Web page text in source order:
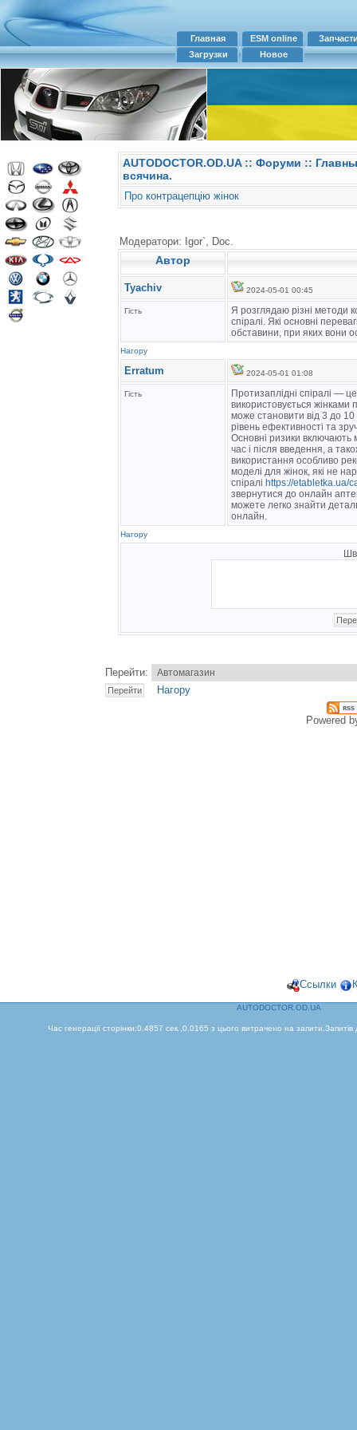
Главная ESM online
Загрузки
Новое
AUTODOCTOR.OD.UA:: Форуми ::
всячина.
Про контрацепцію жінок
Модератори: Igor`, Doc.
Автор
Tyachiv 2024-05-01 00:45
Гість
Я розглядаю різні методи
спіралі. Які основні
обставини, при яких вони
Нагору
Erratum 2024-05-01 01:08
Гість
Протизаплідні спіралі —
використовується жінками
може становити від 3 до 10
рівень ефективності та
Основні ризики включають
час і після введення, а
використання особливо
моделі для жінок, які не
спіралі https://etabletka.ua/
звернутися до онлайн
можете легко знайти
онлайн.
Нагору
Перейти:
Нагору
Powered
Ссылки
AUTODOCTOR.OD.UA
Час генерації сторінки:0.4857 сек.,0.0165 з цього витрачено на